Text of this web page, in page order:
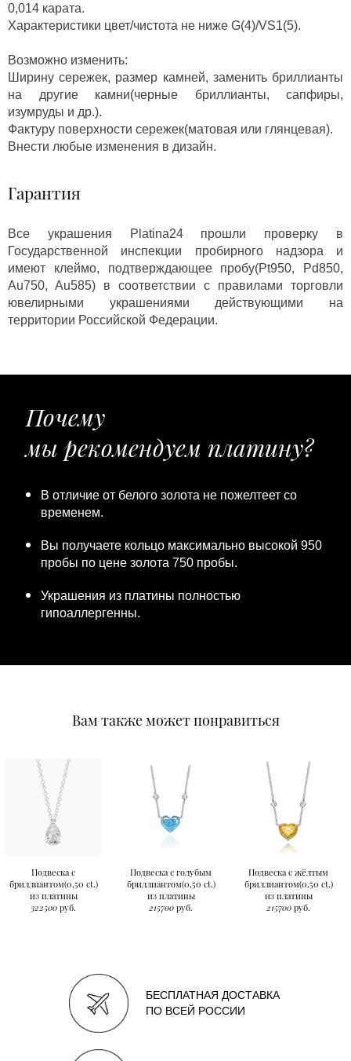
0,014 карата.
Характеристики цвет/чистота не ниже G(4)/VS1(5).
Возможно изменить:
Ширину сережек, размер камней, заменить бриллианты
на другие камни(черные бриллианты, сапфиры,
изумруды и др.).
Фактуру поверхности сережек(матовая или глянцевая).
Внести любые изменения в дизайн.
Гарантия
Все украшения Platina24 прошли проверку в
Государственной инспекции пробирного надзора и
имеют клеймо, подтверждающее пробу(Pt950, Pd850,
Au750, Au585) в соответствии с правилами торговли
ювелирными украшениями действующими на
территории Российской Федерации.
Почему
мы рекомендуем платину?
В отличие от белого золота не пожелтеет со
временем.
Вы получаете кольцо максимально высокой 950
пробы по цене золота 750 пробы.
Украшения из платины полностью
гипоаллергенны.
Вам также может понравиться
Подвеска с
бриллиантом(0,50 ct.)
из платины
322500 руб.
Подвеска с голубым
бриллиантом(0,50 ct.)
из платины
215700 руб.
Подвеска с жёлтым
бриллиантом(0,50 ct.)
из платины
215700 руб.
БЕСПЛАТНАЯ ДОСТАВКА
ПО ВСЕЙ РОССИИ